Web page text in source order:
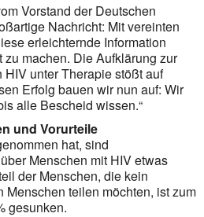
Vorstand der Deutschen
Nachricht: Mit vereinten
erleichternde Information
machen. Die Aufklärung zur
unter Therapie stößt auf
Erfolg bauen wir nun auf: Wir
alle Bescheid wissen.“
und Vorurteile
hat, sind
Menschen mit HIV etwas
der Menschen, die kein
Menschen teilen möchten, ist zum
gesunken.